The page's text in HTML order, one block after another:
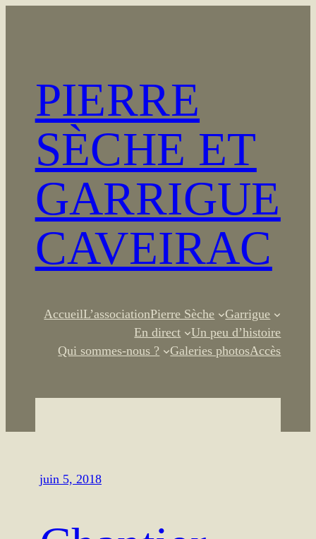
PIERRE
SÈCHE ET
GARRIGUE
CAVEIRAC
AccueilL’associationPierre Sèche
Garrigue
En direct
Un peu d’histoire
Qui sommes-nous ?
Galeries photosAccès
juin 5, 2018